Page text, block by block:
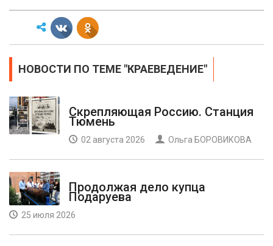
НОВОСТИ ПО ТЕМЕ "КРАЕВЕДЕНИЕ"
Скрепляющая Россию. Станция
Тюмень
02 августа 2026 Ольга БОРОВИКОВА
Продолжая дело купца
Подаруева
25 июля 2026